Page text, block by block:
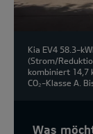
Kia EV4 58.3-
(Strom/
kombiniert 14,7
CO₂-Klasse A.
Was